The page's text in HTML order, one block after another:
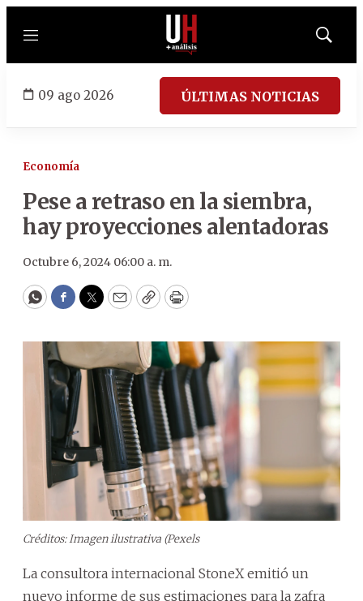
Menú
Mostrar
09 ago 2026 ÚLTIMAS NOTICIAS
Economía
Pese a retraso en la siembra,
hay proyecciones alentadoras
Octubre 6, 2024 06:00 a. m.
WhatsApp
Facebook
Twitter
EmailCopyPrint
Créditos: Imagen ilustrativa (Pexels
La consultora internacional StoneX emitió un
nuevo informe de sus estimaciones para la zafra